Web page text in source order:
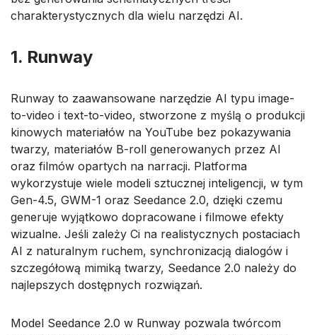
charakterystycznych dla wielu narzędzi AI.
1. Runway
Runway to zaawansowane narzędzie AI typu image-
to-video i text-to-video, stworzone z myślą o produkcji
kinowych materiałów na YouTube bez pokazywania
twarzy, materiałów B-roll generowanych przez AI
oraz filmów opartych na narracji. Platforma
wykorzystuje wiele modeli sztucznej inteligencji, w tym
Gen-4.5, GWM-1 oraz Seedance 2.0, dzięki czemu
generuje wyjątkowo dopracowane i filmowe efekty
wizualne. Jeśli zależy Ci na realistycznych postaciach
AI z naturalnym ruchem, synchronizacją dialogów i
szczegółową mimiką twarzy, Seedance 2.0 należy do
najlepszych dostępnych rozwiązań.
Model Seedance 2.0 w Runway pozwala twórcom